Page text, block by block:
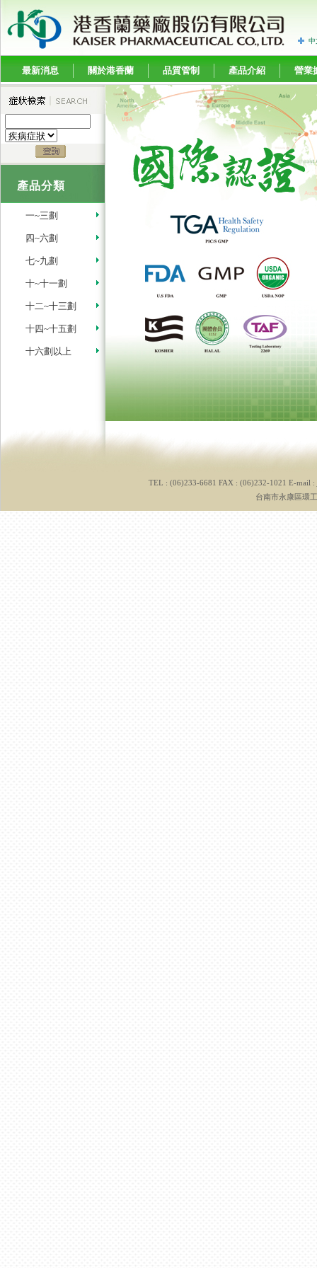
中
最新消息 關於港香蘭 品質管制 產品介紹 營業
產品分類
一~三劃
四~六劃
七~九劃
十~十一劃
十二~十三劃
十四~十五劃
十六劃以上
TEL : (06)233-6681 FAX : (06)232-1021 E-mail :
台南市永康區環